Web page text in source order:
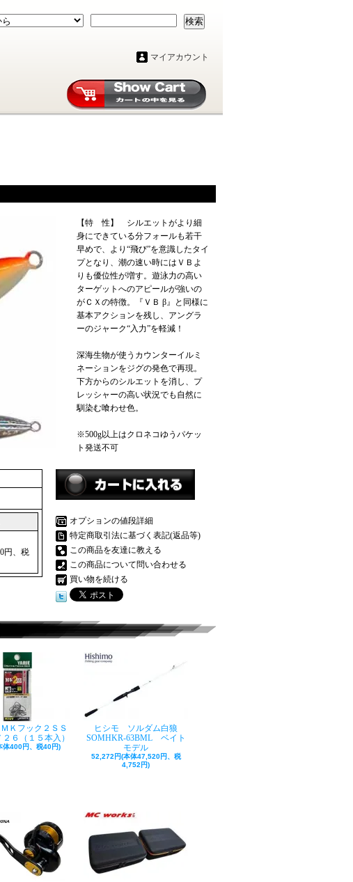
検索
マイアカウント
【特 性】 シルエットがより細
身にできている分フォールも若干
早めで、より“飛び”を意識したタイ
プとなり、潮の速い時にはＶＢよ
りも優位性が増す。遊泳力の高い
ターゲットへのアピールが強いの
がＣＸの特徴。『ＶＢ β』と同様に
基本アクションを残し、アングラ
ーのジャーク“入力”を軽減！
深海生物が使うカウンターイルミ
ネーションをジグの発色で再現。
下方からのシルエットを消し、プ
レッシャーの高い状況でも自然に
馴染む喰わせ色。
※500g以上はクロネコゆうパケッ
ト発送不可
円、税
オプションの値段詳細
特定商取引法に基づく表記(返品等)
この商品を友達に教える
この商品について問い合わせる
買い物を続ける
Ｋフック２ＳＳ
６（１５本入）
体400円、税40円)
ヒシモ ソルダム白狼
SOMHKR-63BML ベイト
モデル
52,272円(本体47,520円、税
4,752円)